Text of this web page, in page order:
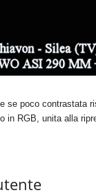
se poco contrastata
in RGB, unita alla